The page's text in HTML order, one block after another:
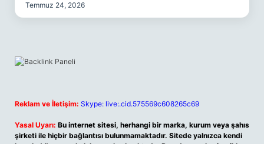
Temmuz 24, 2026
Reklam ve İletişim: Skype: live:.cid.575569c608265c69
Yasal Uyarı: Bu internet sitesi, herhangi bir marka, kurum veya şahıs
şirketi ile hiçbir bağlantısı bulunmamaktadır. Sitede yalnızca kendi